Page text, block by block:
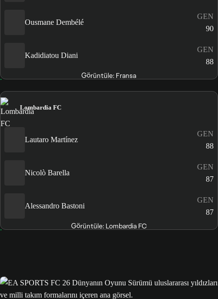
Ousmane Dembélé
GEN
90
Kadidiatou Diani
GEN
88
Görüntüle: Fransa
Lombardia FC
Lautaro Martínez
GEN
88
Nicolò Barella
GEN
87
Alessandro Bastoni
GEN
87
Görüntüle: Lombardia FC